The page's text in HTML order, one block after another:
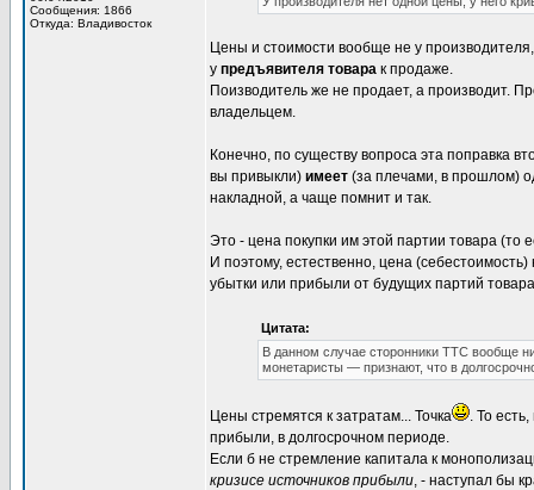
Сообщения: 1866
Откуда: Владивосток
Цены и стоимости вообще не у
у предъявителя товара к продаже.
Поизводитель же не продает, а производит.
владельцем.
Конечно, по существу вопроса эта поправка
вы привыкли) имеет (за плечами, в прошлом)
накладной, а чаще помнит и так.
Это - цена покупки им этой партии товара (то
И поэтому, естественно, цена
убытки или прибыли от будущих партий
Цитата:
В данном случае сторонники ТТС вообще
монетаристы — признают, что в
Цены стремятся к затратам... Точка
. То
прибыли, в долгосрочном периоде.
Если б не стремление капитала к
кризисе источников прибыли, - наступал бы